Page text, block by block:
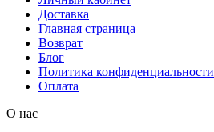
Доставка
Главная страница
Возврат
Блог
Политика конфиденциальности
Оплата
О нас